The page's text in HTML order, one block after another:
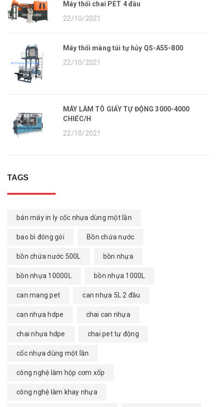
Máy thổi chai PET 4 đầu
22/10/2021
Máy thổi màng túi tự hủy QS-A55-800
22/10/2021
MÁY LÀM TÔ GIẤY TỰ ĐỘNG 3000-4000
CHIẾC/H
22/10/2021
TAGS
bán máy in ly cốc nhựa dùng một lần
bao bì đóng gói Bồn chứa nước
bồn chứa nước 500L bồn nhựa
bồn nhựa 10000L bồn nhựa 1000L
can mang pet can nhựa 5L 2 đầu
can nhựa hdpe chai can nhựa
chai nhựa hdpe chai pet tự động
cốc nhựa dùng một lần
công nghệ làm hộp cơm xốp
công nghệ làm khay nhựa